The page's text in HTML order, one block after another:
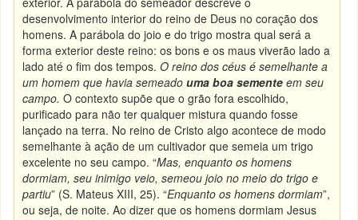
desenvolvimento interior do reino de Deus no coração dos
homens. A parábola do joio e do trigo mostra qual será a
forma exterior deste reino: os bons e os maus viverão lado a
lado até o fim dos tempos.O reino dos céus é semelhante a
um homem que havia semeadouma boa semente em seu
campo. O contexto supõe que o grão fora escolhido,
purificado para não ter qualquer mistura quando fosse
lançado na terra. No reino de Cristo algo acontece de modo
semelhante à ação de um cultivador que semeia um trigo
excelente no seu campo. “Mas, enquanto os homens
dormiam, seu inimigo veio, semeou joio no meio do trigo e
partiu” (S. Mateus XIII, 25). “Enquanto os homens dormiam”,
ou seja, de noite. Ao dizer que os homens dormiam Jesus